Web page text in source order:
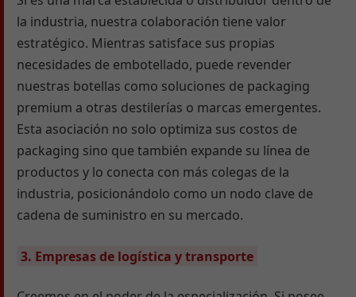
la industria, nuestra colaboración tiene valor
estratégico. Mientras satisface sus propias
necesidades de embotellado, puede revender
nuestras botellas como soluciones de packaging
premium a otras destilerías o marcas emergentes.
Esta asociación no solo optimiza sus costos de
packaging sino que también expande su línea de
productos y lo conecta con más colegas de la
industria, posicionándolo como un nodo clave de
cadena de suministro en su mercado.
3. Empresas de logística y transporte